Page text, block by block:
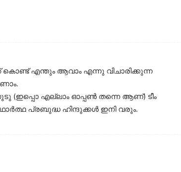
എന്തും ആവാം എന്നു വിചാരിക്കുന്ന
(ഇപ്പൊ എല്ലാം ഓപ്പൺ തന്നെ ആണ്‌) ടീം
പ്രബുദ്ധ ഹിന്ദുക്കൾ ഇനി വരും.